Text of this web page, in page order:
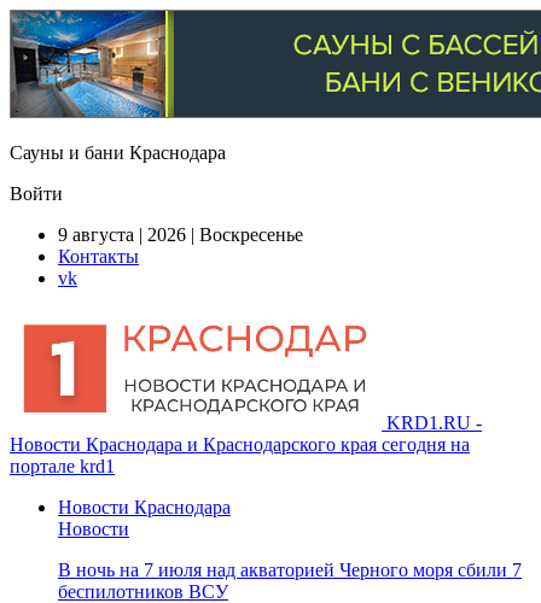
Сауны и бани Краснодара
Войти
9 августа | 2026 | Воскресенье
Контакты
vk
KRD1.RU -
Новости Краснодара и Краснодарского края сегодня на
портале krd1
Новости Краснодара
Новости
В ночь на 7 июля над акваторией Черного моря сбили 7
беспилотников ВСУ